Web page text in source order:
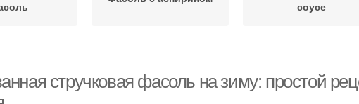
соусе
маринованием
стручковой
стручковая фасоль на зиму: простой